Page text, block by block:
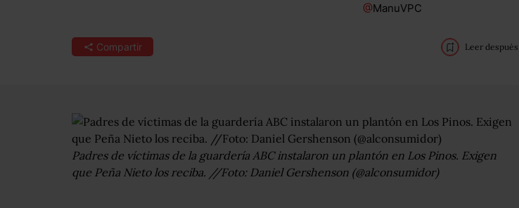
@ManuVPC
Compartir Leer después
Padres de víctimas de la guardería ABC instalaron un plantón en Los Pinos. Exigen
que Peña Nieto los reciba. //Foto: Daniel Gershenson (@alconsumidor)